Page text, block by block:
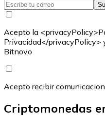
Acepto la
Privacidad</privacyPolicy>
Bitnovo
Acepto recibir
Criptomonedas